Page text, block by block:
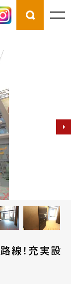
線！充実設